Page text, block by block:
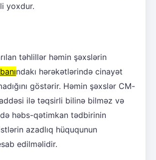
yoxdur.
təhlillər həmin şəxslərin
ndakı hərəkətlərində cinayət
göstərir. Həmin şəxslər CM-
ilə təqsirli bilinə bilməz və
həbs-qətimkan tədbirinin
azadlıq hüququnun
edilməlidir.